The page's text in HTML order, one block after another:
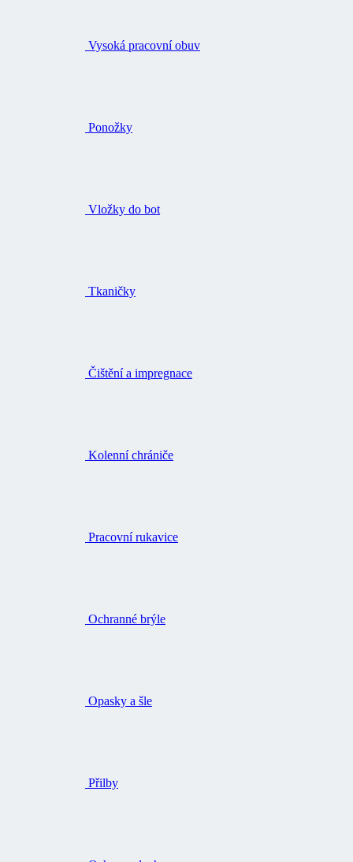
Vysoká pracovní obuv
Ponožky
Vložky do bot
Tkaničky
Čištění a impregnace
Kolenní chrániče
Pracovní rukavice
Ochranné brýle
Opasky a šle
Přilby